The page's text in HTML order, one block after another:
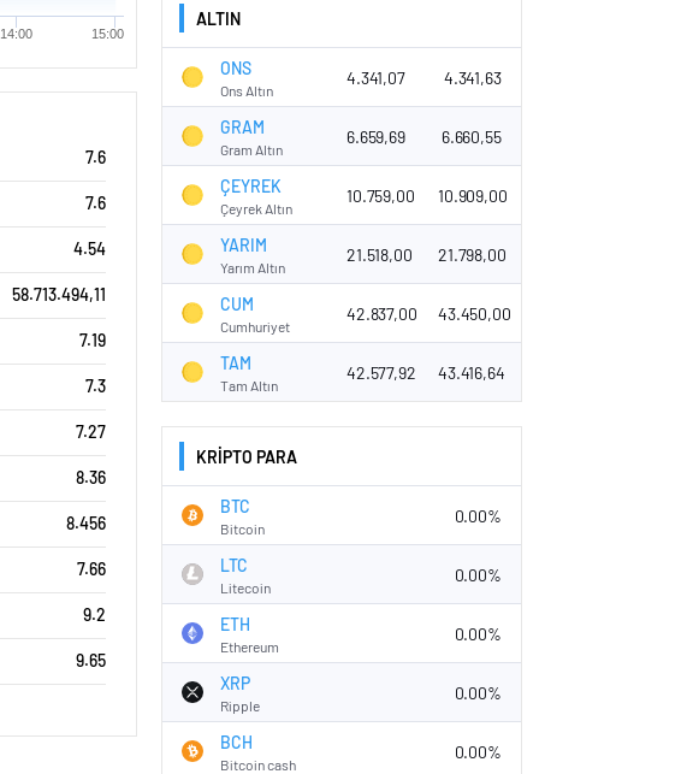
14:00 15:00
7.6
7.6
4.54
58.713.494,11
7.19
7.3
7.27
8.36
8.456
7.66
9.2
9.65
ALTIN
ONS
Ons Altın
4.341,07 4.341,63
GRAM
Gram Altın
6.659,69 6.660,55
ÇEYREK
Çeyrek Altın
10.759,00 10.909,00
YARIM
Yarım Altın
21.518,00 21.798,00
CUM
Cumhuriyet
42.837,00 43.450,00
TAM
Tam Altın
42.577,92 43.416,64
KRİPTO PARA
BTC
Bitcoin
0.00%
LTC
Litecoin
0.00%
ETH
Ethereum
0.00%
XRP
Ripple
0.00%
BCH
Bitcoin cash
0.00%